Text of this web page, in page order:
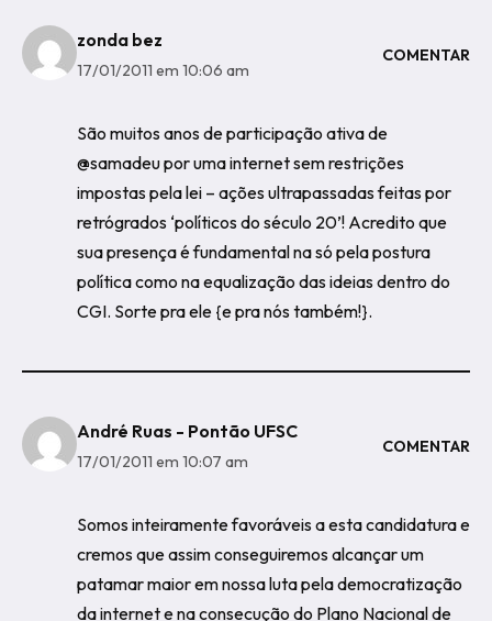
zonda bez
17/01/2011 em 10:06 am
COMENTAR
São muitos anos de participação ativa de
@samadeu por uma internet sem restrições
impostas pela lei – ações ultrapassadas feitas por
retrógrados ‘políticos do século 20’! Acredito que
sua presença é fundamental na só pela postura
política como na equalização das ideias dentro do
CGI. Sorte pra ele {e pra nós também!}.
André Ruas - Pontão UFSC
17/01/2011 em 10:07 am
COMENTAR
Somos inteiramente favoráveis a esta candidatura e
cremos que assim conseguiremos alcançar um
patamar maior em nossa luta pela democratização
da internet e na consecução do Plano Nacional de